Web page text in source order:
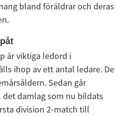
bland föräldrar och deras
är viktiga ledord i
ihop av ett antal ledare. De
Sedan går
damlag som nu bildats
division 2-match till